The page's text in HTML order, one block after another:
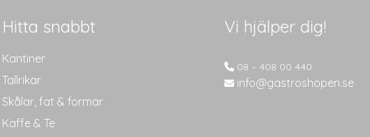
Hitta snabbt
Kantiner
Tallrikar
Skålar, fat & formar
Kaffe & Te
Vi hjälper dig!
08 – 408 00 440
info@gastroshopen.se